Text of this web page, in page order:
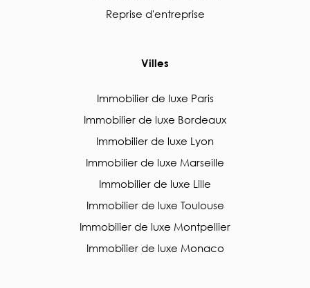
Reprise d'entreprise
Villes
Immobilier de luxe Paris
Immobilier de luxe Bordeaux
Immobilier de luxe Lyon
Immobilier de luxe Marseille
Immobilier de luxe Lille
Immobilier de luxe Toulouse
Immobilier de luxe Montpellier
Immobilier de luxe Monaco